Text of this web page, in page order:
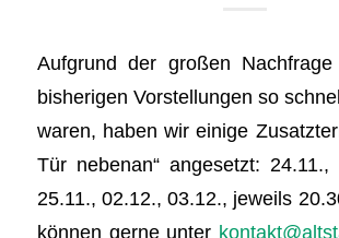
Aufgrund der großen
bisherigen Vorstellungen so
waren, haben wir einige
Tür nebenan“ angesetzt:
25.11., 02.12., 03.12., jeweils
können gerne unter